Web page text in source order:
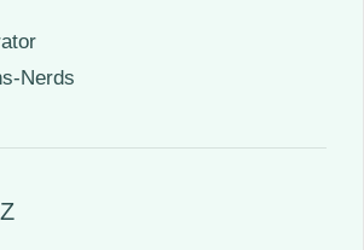
Nerds